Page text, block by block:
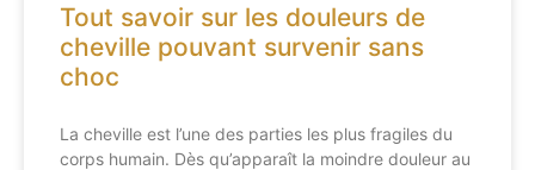
Tout savoir sur les douleurs de
cheville pouvant survenir sans
choc
La cheville est l’une des parties les plus fragiles du
corps humain. Dès qu’apparaît la moindre douleur au